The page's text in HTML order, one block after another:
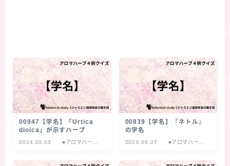
00947【学名】「Urtica
dioica」が示すハーブ
2024.03.03
■アロマハーブ
00839【学名】『ネトル』
の学名
2023.09.27
■アロマハーブ